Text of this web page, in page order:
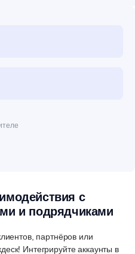
с
и подрядчиками
партнёров или
Интегрируйте аккаунты в